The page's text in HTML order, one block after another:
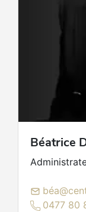
Béatrice
0477 80